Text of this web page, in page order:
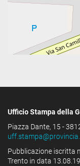
Ufficio Stampa della
Piazza Dante, 15 -
Pubblicazione iscritta
Trento in data